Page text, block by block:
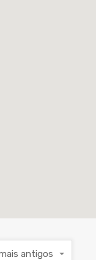
antigos